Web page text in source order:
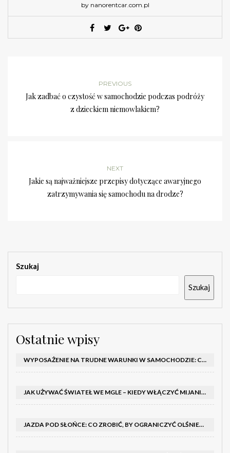
by nanorentcar.com.pl
PREVIOUS
Jak zadbać o czystość w samochodzie podczas podróży
z dzieckiem niemowlakiem?
NEXT
Jakie są najważniejsze przepisy dotyczące awaryjnego
zatrzymywania się samochodu na drodze?
Szukaj
Szukaj
Ostatnie wpisy
WYPOSAŻENIE NA TRUDNE WARUNKI W SAMOCHODZIE: CO MIEĆ ZIMĄ, W TRASIE I NA WYPADEK AWARII
JAK UŻYWAĆ ŚWIATEŁ WE MGLE – KIEDY WŁĄCZYĆ MIJANIA I PRZECIWMGIELNE ORAZ CZEGO NIE ROBIĆ
JAZDA POD SŁOŃCE: CO ZROBIĆ, BY OGRANICZYĆ OLŚNIENIE I POPRAWIĆ WIDOCZNOŚĆ